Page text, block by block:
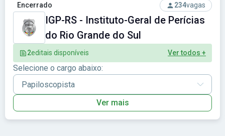
Encerrado 234vagas
IGP-RS - Instituto-Geral de Perícias
do Rio Grande do Sul
2editais disponíveis Ver todos +
Selecione o cargo abaixo:
Ver mais